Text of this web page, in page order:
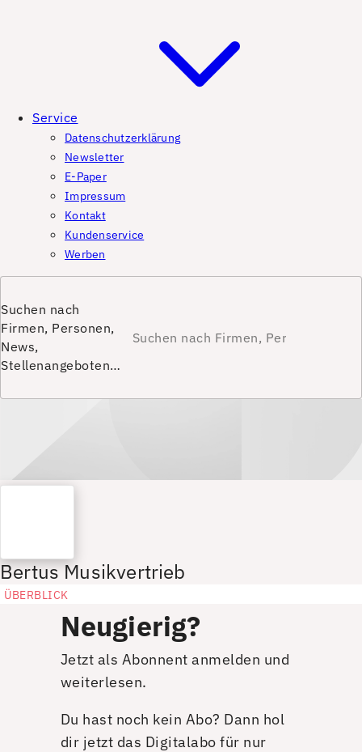
Service
Datenschutzerklärung
Newsletter
E-Paper
Impressum
Kontakt
Kundenservice
Werben
Suchen nach
Firmen, Personen,
News,
Stellenangeboten…
Bertus Musikvertrieb
ÜBERBLICK
Neugierig?
Jetzt als Abonnent anmelden und
weiterlesen.
Du hast noch kein Abo? Dann hol
dir jetzt das Digitalabo für nur